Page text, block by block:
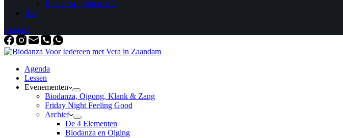
Biodanza – video-info
Blog
Contact
Agenda
Lessen
Evenementen
Biodanza, Qigong, Klank & Zang
Friday Night Feeling Good
Archief
De 4 Elementen
Biodanza en Oiging